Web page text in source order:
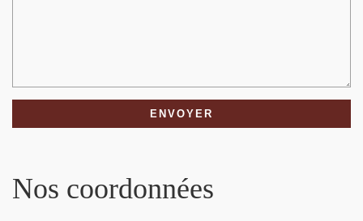
Nos coordonnées